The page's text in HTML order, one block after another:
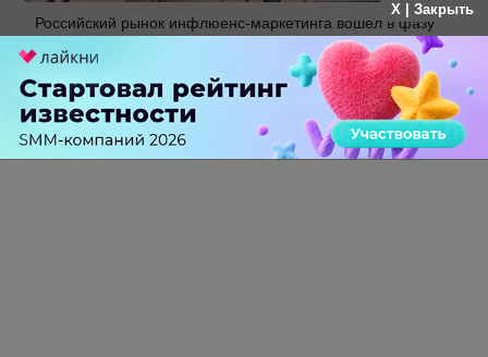
Российский рынок инфлюенс-маркетинга вошел в фазу
0 КОММЕНТАРИЕВ
X | Закрыть